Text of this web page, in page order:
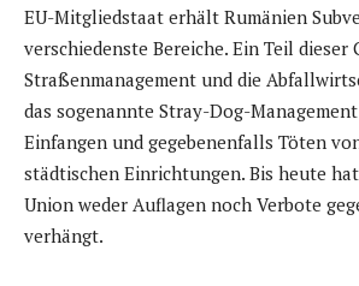
EU-Mitgliedstaat erhält Rumänien
verschiedenste Bereiche. Ein Teil dieser
Straßenmanagement und die
das sogenannte Stray-Dog-
Einfangen und gegebenenfalls Töten
städtischen Einrichtungen. Bis heute
Union weder Auflagen noch Verbote
verhängt.